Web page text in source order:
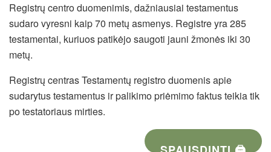
Registrų centro duomenimis, dažniausiai testamentus
sudaro vyresni kaip 70 metų asmenys. Registre yra 285
testamentai, kuriuos patikėjo saugoti jauni žmonės iki 30
metų.
Registrų centras Testamentų registro duomenis apie
sudarytus testamentus ir palikimo priėmimo faktus teikia tik
po testatoriaus mirties.